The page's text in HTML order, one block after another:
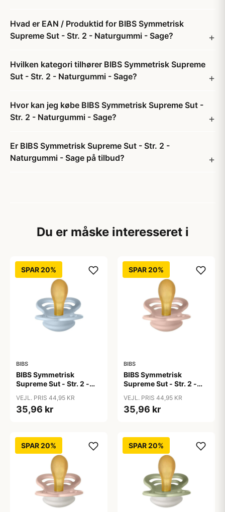
Hvad er EAN / Produktid for BIBS Symmetrisk
Supreme Sut - Str. 2 - Naturgummi - Sage?
Hvilken kategori tilhører BIBS Symmetrisk Supreme
Sut - Str. 2 - Naturgummi - Sage?
Hvor kan jeg købe BIBS Symmetrisk Supreme Sut -
Str. 2 - Naturgummi - Sage?
Er BIBS Symmetrisk Supreme Sut - Str. 2 -
Naturgummi - Sage på tilbud?
Du er måske interesseret i
SPAR 20%
BIBS
BIBS Symmetrisk
Supreme Sut - Str. 2 -
VEJL. PRIS 44,95 KR
35,96 kr
SPAR 20%
BIBS
BIBS Symmetrisk
Supreme Sut - Str. 2 -
VEJL. PRIS 44,95 KR
35,96 kr
SPAR 20% SPAR 20%